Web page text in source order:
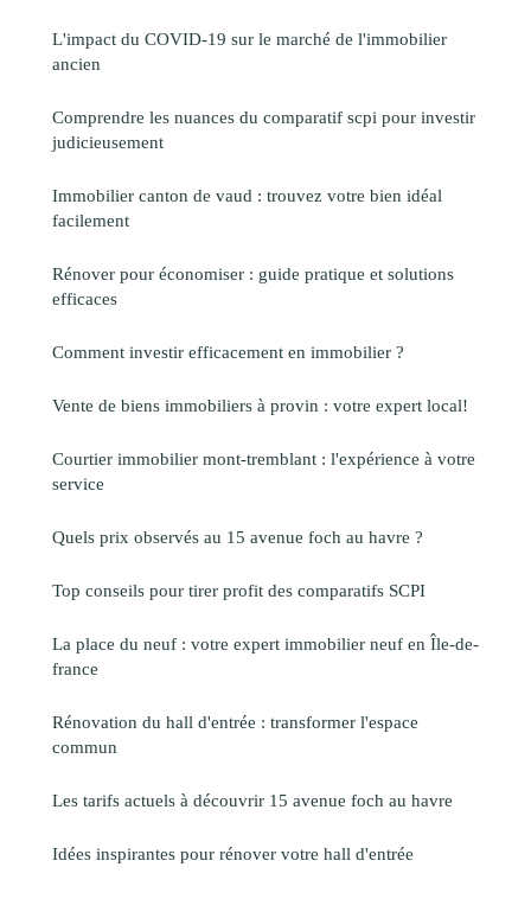
L'impact du COVID-19 sur le marché de l'immobilier
ancien
Comprendre les nuances du comparatif scpi pour investir
judicieusement
Immobilier canton de vaud : trouvez votre bien idéal
facilement
Rénover pour économiser : guide pratique et solutions
efficaces
Comment investir efficacement en immobilier ?
Vente de biens immobiliers à provin : votre expert local!
Courtier immobilier mont-tremblant : l'expérience à votre
service
Quels prix observés au 15 avenue foch au havre ?
Top conseils pour tirer profit des comparatifs SCPI
La place du neuf : votre expert immobilier neuf en Île-de-
france
Rénovation du hall d'entrée : transformer l'espace
commun
Les tarifs actuels à découvrir 15 avenue foch au havre
Idées inspirantes pour rénover votre hall d'entrée